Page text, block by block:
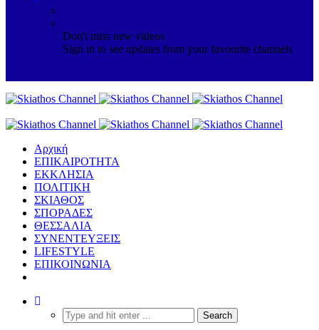
Don't miss new videos
Sign in to see updates from your favourite channels
Αρχική
ΕΠΙΚΑΙΡΟΤΗΤΑ
ΕΚΚΛΗΣΙΑ
ΠΟΛΙΤΙΚΗ
ΣΚΙΑΘΟΣ
ΣΠΟΡΑΔΕΣ
ΘΕΣΣΑΛΙΑ
ΣΥΝΕΝΤΕΥΞΕΙΣ
LIFESTYLE
ΕΠΙΚΟΙΝΩΝΙΑ